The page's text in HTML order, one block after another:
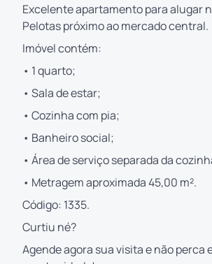
Excelente apartamento para alugar
Pelotas próximo ao mercado central.
Imóvel contém:
• 1 quarto;
• Sala de estar;
• Cozinha com pia;
• Banheiro social;
• Área de serviço separada da
• Metragem aproximada 45,00 m².
Código: 1335.
Curtiu né?
Agende agora sua visita e não perca